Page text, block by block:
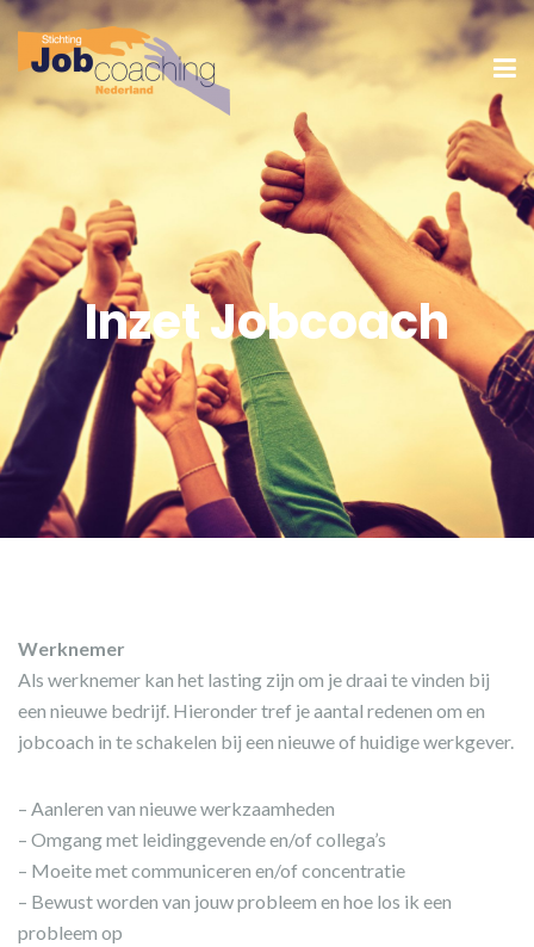
Inzet Jobcoach
Werknemer
Als werknemer kan het lasting zijn om je draai te vinden bij
een nieuwe bedrijf. Hieronder tref je aantal redenen om en
jobcoach in te schakelen bij een nieuwe of huidige werkgever.
– Aanleren van nieuwe werkzaamheden
– Omgang met leidinggevende en/of collega’s
– Moeite met communiceren en/of concentratie
– Bewust worden van jouw probleem en hoe los ik een
probleem op